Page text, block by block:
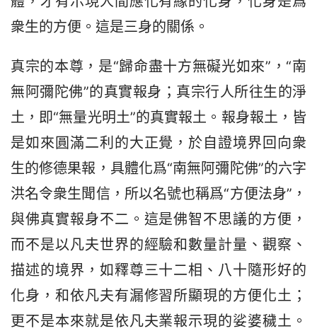
衆生的方便。這是三身的關係。
真宗的本尊，是“歸命盡十方無礙光如來”，“南
無阿彌陀佛”的真實報身；真宗行人所往生的淨
土，即“無量光明土”的真實報土。報身報土，皆
是如來圓滿二利的大正覺，於自證境界回向衆
生的修德果報，具體化爲“南無阿彌陀佛”的六字
洪名令衆生聞信，所以名號也稱爲“方便法身”，
與佛真實報身不二。這是佛智不思議的方便，
而不是以凡夫世界的經驗和數量計量、觀察、
描述的境界，如釋尊三十二相、八十隨形好的
化身，和依凡夫有漏修習所顯現的方便化土；
更不是本來就是依凡夫業報示現的娑婆穢土。